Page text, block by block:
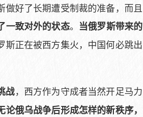
好了长期遭受制裁的准备，而且
一致对外的状态。 当俄罗斯带来的
斯正在被西方集火，中国何必跳出
战，西方作为守成者当然开足马力
俄乌战争后形成怎样的新秩序，